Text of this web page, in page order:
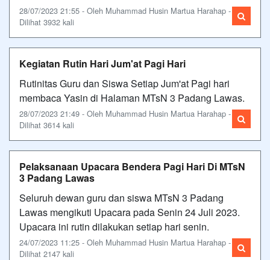
28/07/2023 21:55 - Oleh Muhammad Husin Martua Harahap -
Dilihat 3932 kali
Kegiatan Rutin Hari Jum'at Pagi Hari
Rutinitas Guru dan Siswa Setiap Jum'at Pagi hari
membaca Yasin di Halaman MTsN 3 Padang Lawas.
28/07/2023 21:49 - Oleh Muhammad Husin Martua Harahap -
Dilihat 3614 kali
Pelaksanaan Upacara Bendera Pagi Hari Di MTsN
3 Padang Lawas
Seluruh dewan guru dan siswa MTsN 3 Padang
Lawas mengikuti Upacara pada Senin 24 Juli 2023.
Upacara ini rutin dilakukan setiap hari senin.
24/07/2023 11:25 - Oleh Muhammad Husin Martua Harahap -
Dilihat 2147 kali